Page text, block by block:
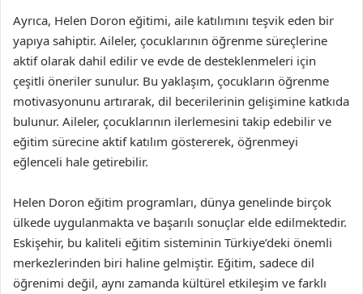
Ayrıca, Helen Doron eğitimi, aile katılımını teşvik eden bir
yapıya sahiptir. Aileler, çocuklarının öğrenme süreçlerine
aktif olarak dahil edilir ve evde de desteklenmeleri için
çeşitli öneriler sunulur. Bu yaklaşım, çocukların öğrenme
motivasyonunu artırarak, dil becerilerinin gelişimine katkıda
bulunur. Aileler, çocuklarının ilerlemesini takip edebilir ve
eğitim sürecine aktif katılım göstererek, öğrenmeyi
eğlenceli hale getirebilir.
Helen Doron eğitim programları, dünya genelinde birçok
ülkede uygulanmakta ve başarılı sonuçlar elde edilmektedir.
Eskişehir, bu kaliteli eğitim sisteminin Türkiye’deki önemli
merkezlerinden biri haline gelmiştir. Eğitim, sadece dil
öğrenimi değil, aynı zamanda kültürel etkileşim ve farklı